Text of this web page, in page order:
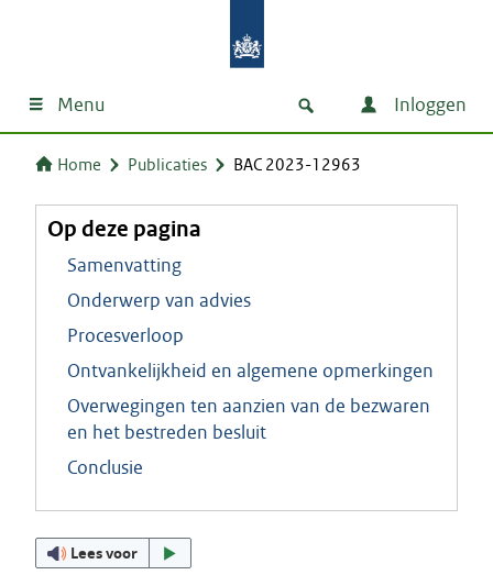
Menu Inloggen
Home Publicaties BAC 2023-12963
Op deze pagina
Samenvatting
Onderwerp van advies
Procesverloop
Ontvankelijkheid en algemene opmerkingen
Overwegingen ten aanzien van de bezwaren
en het bestreden besluit
Conclusie
Lees voor